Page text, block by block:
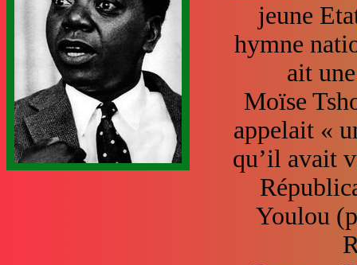
jeune
hymne
ait
Moïse
appelait «
qu’il avait
Youlou